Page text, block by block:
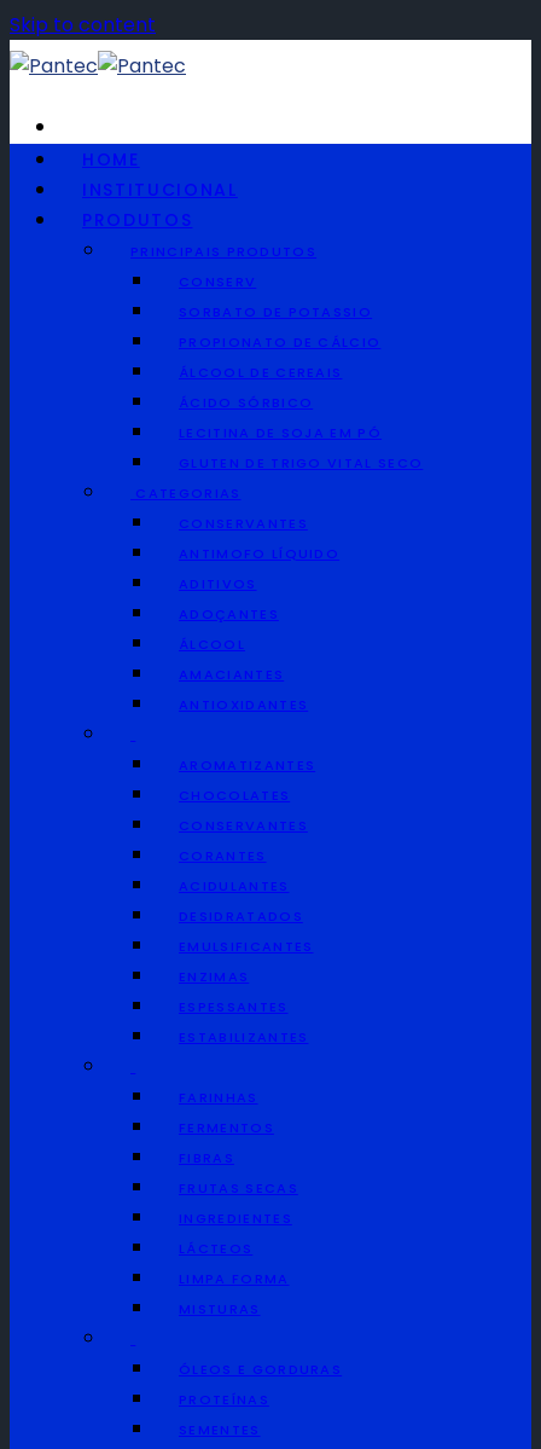
Skip to content
(11) 2090-1777
(11) 2090-1777
Português
Português
English
Português
Português
Español
HOME
INSTITUCIONAL
PRODUTOS
PRINCIPAIS PRODUTOS
CONSERV
SORBATO DE POTASSIO
PROPIONATO DE CÁLCIO
ÁLCOOL DE CEREAIS
ÁCIDO SÓRBICO
LECITINA DE SOJA EM PÓ
GLUTEN DE TRIGO VITAL SECO
CATEGORIAS
CONSERVANTES
ANTIMOFO LÍQUIDO
ADITIVOS
ADOÇANTES
ÁLCOOL
AMACIANTES
ANTIOXIDANTES
AROMATIZANTES
CHOCOLATES
CONSERVANTES
CORANTES
ACIDULANTES
DESIDRATADOS
EMULSIFICANTES
ENZIMAS
ESPESSANTES
ESTABILIZANTES
FARINHAS
FERMENTOS
FIBRAS
FRUTAS SECAS
INGREDIENTES
LÁCTEOS
LIMPA FORMA
MISTURAS
ÓLEOS E GORDURAS
PROTEÍNAS
SEMENTES